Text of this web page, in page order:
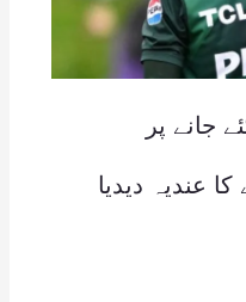
جانے پر
عندیہ دیدیا